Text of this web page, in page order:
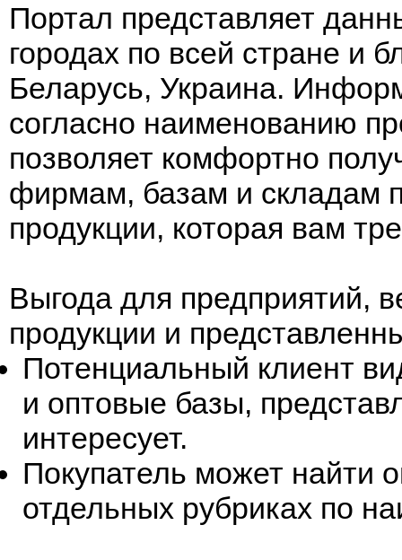
Портал представляет
городах по всей стране и
Беларусь, Украина.
согласно наименованию
позволяет комфортно
фирмам, базам и складам
продукции, которая вам
Выгода для предприятий,
продукции и
Потенциальный клиент
и оптовые базы,
интересует.
Покупатель может найти
отдельных рубриках по